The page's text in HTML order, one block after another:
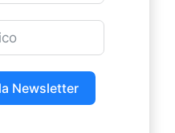
Newsletter